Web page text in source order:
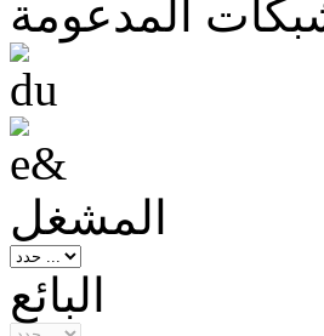
المدعومة
المشغل
البائع